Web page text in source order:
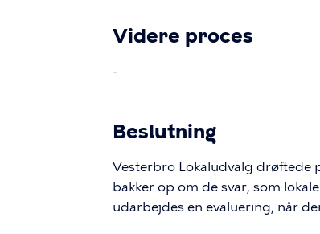
Videre proces
-
Beslutning
Vesterbro Lokaludvalg drøftede
bakker op om de svar, som
udarbejdes en evaluering, når